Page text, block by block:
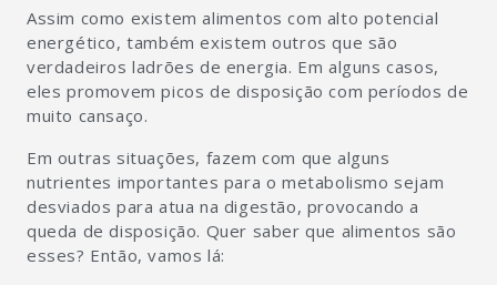
Assim como existem alimentos com alto potencial
energético, também existem outros que são
verdadeiros ladrões de energia. Em alguns casos,
eles promovem picos de disposição com períodos de
muito cansaço.
Em outras situações, fazem com que alguns
nutrientes importantes para o metabolismo sejam
desviados para atua na digestão, provocando a
queda de disposição. Quer saber que alimentos são
esses? Então, vamos lá: